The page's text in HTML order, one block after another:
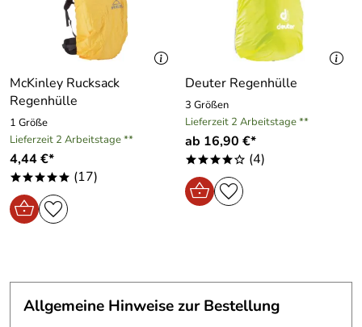
Mandalina *****
Verifizierte Bewertung
Meine Rettung, die Regenhaube gibt es nicht mehr zum
nachbestellen außer bei Sportolino :) Ware war super kam
relativ schnell an
Kaufdatum: 08.01.2024
Bewertungsdatum: 30.01.2024
postaffe
Verifizierte Bewertung
Pasztak
*****
McKinley Rucksack
Regenhülle
1 Größe
Lieferzeit 2 Arbeitstage **
4,44 €*
***** (17)
Deuter Regenhülle
3 Größen
Lieferzeit 2 Arbeitstage **
ab 16,90 €*
****o (4)
Allgemeine Hinweise zur Bestellung